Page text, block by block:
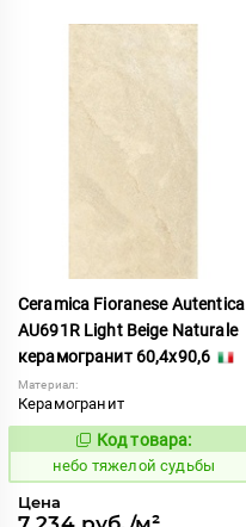
Ceramica Fioranese Autentica
AU691R Light Beige Naturale
керамогранит 60,4x90,6
Материал:
Керамогранит
1122849
Код товара:
небо тяжелой судьбы
Цена